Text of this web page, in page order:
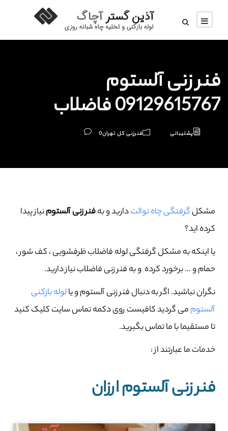
فنر زنی آلستوم
09129615767 فاضلاب
پشتیبانی فنرزنی کل تهران0
مشکلگرفتگی چاه توالتدارید و بهفنر زنی آلستومنیاز پیدا
کرده اید؟
یا اینکه به مشکل گرفتگی لوله فاضلاب ظرفشویی ، کف شور ،
حمام و … برخورد کرده و به فنر زنی فاضلاب نیاز دارید.
نگران نباشید. اگر به دنبال فنر زنی آلستوم و یالوله بازکنی
آلستوممی گردید کافیست روی دکمه تماس سایت کلیک کنید
تا مستقیما با ما تماس بگیرید.
خدمات ما عبارتند از :
فنر زنی آلستوم ارزان